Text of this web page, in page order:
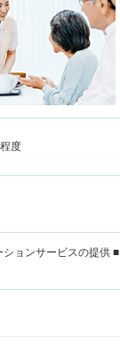
程度
ョンサービスの提供 ■